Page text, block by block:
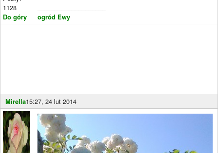
1128
Do góry
ogród Ewy
Mirella15:27, 24 lut 2014